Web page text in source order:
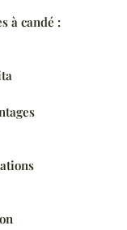
à candé :